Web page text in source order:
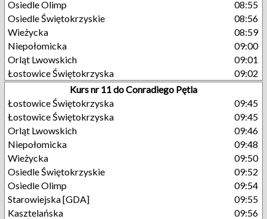
Osiedle Olimp
08:55
Osiedle Świętokrzyskie
08:56
Wieżycka
08:59
Niepołomicka
09:00
Orląt Lwowskich
09:01
Łostowice Świętokrzyska
09:02
Kurs nr 11 do Conradiego Pętla
Łostowice Świętokrzyska
09:45
Łostowice Świętokrzyska
09:45
Orląt Lwowskich
09:46
Niepołomicka
09:48
Wieżycka
09:50
Osiedle Świętokrzyskie
09:52
Osiedle Olimp
09:54
Starowiejska [GDA]
09:55
Kasztelańska
09:56